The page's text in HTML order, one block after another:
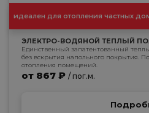
идеален для отопления частных
ЭЛЕКТРО-ВОДЯНОЙ ТЕПЛЫЙ ПОЛ
Единственный запатентованный
без вскрытия напольного покрытия.
отопления помещений.
от 867 ₽ / пог.м.